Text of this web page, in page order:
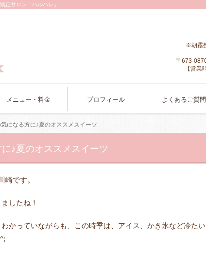
正サロン「ハルハレ」
※朝霧
〒673-
【営
メニュー・料金 プロフィール よくあるご質問
になる方に♪夏のオススメスイーツ
♪夏のオススメスイーツ
崎です。
したね！
かっていながらも、この時季は、アイス、かき氷など冷た